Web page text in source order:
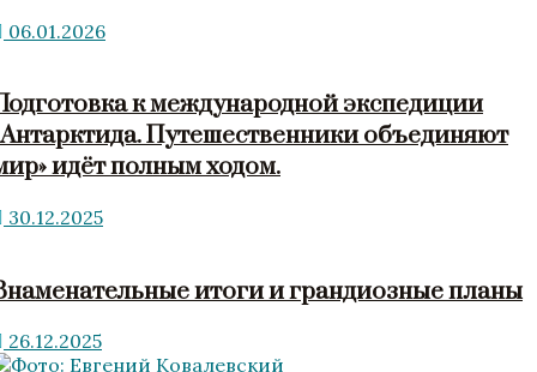
06.01.2026
к международной экспедиции
Путешественники объединяют
идёт полным ходом.
30.12.2025
итоги и грандиозные планы
26.12.2025